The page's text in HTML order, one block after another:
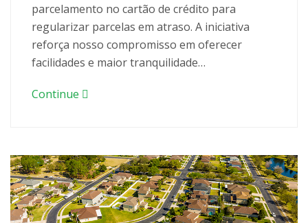
parcelamento no cartão de crédito para
regularizar parcelas em atraso. A iniciativa
reforça nosso compromisso em oferecer
facilidades e maior tranquilidade…
Continue